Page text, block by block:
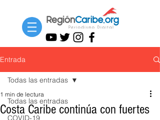
Entrada
Todas las entradas
COVID-19
Todas las entradas
Costa Caribe continúa con fuertes
1 min de lectura